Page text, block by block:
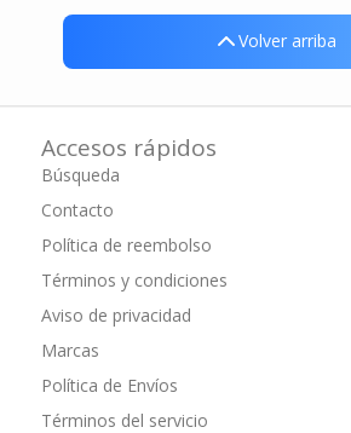
Volver arriba
Accesos rápidos
Búsqueda
Contacto
Política de reembolso
Términos y condiciones
Aviso de privacidad
Marcas
Política de Envíos
Términos del servicio